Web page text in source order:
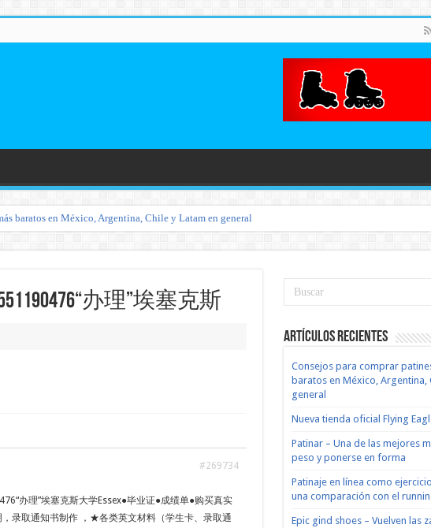
baratos en México, Argentina, Chile y Latam en general
办理”埃塞克斯
#269734
办理”埃塞克斯大学Essex●毕业证●成绩单●购买真实
，录取通知书制作 ，★各类英文材料（学生卡、录取通
Artículos recientes
Consejos para comprar
baratos en México, Argentina,
general
Nueva tienda oficial Flying
Patinar – Una de las mejores
peso y ponerse en forma
Patinaje en línea como
una comparación con el
Epic gind shoes – Vuelven las